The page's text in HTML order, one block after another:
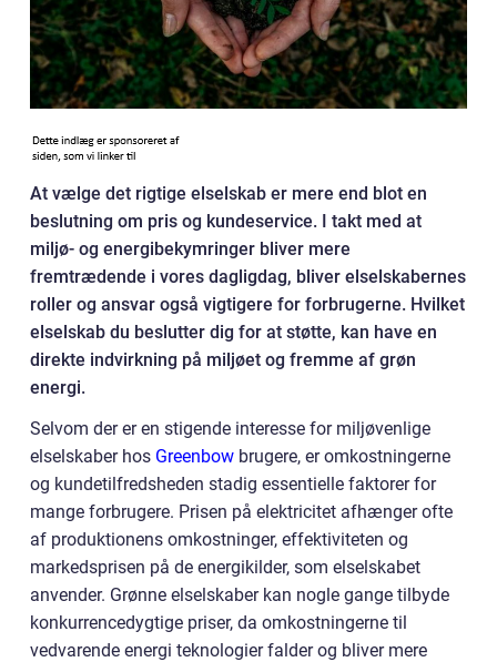
At vælge det rigtige elselskab er mere end blot en
beslutning om pris og kundeservice. I takt med at
miljø- og energibekymringer bliver mere
fremtrædende i vores dagligdag, bliver elselskabernes
roller og ansvar også vigtigere for forbrugerne. Hvilket
elselskab du beslutter dig for at støtte, kan have en
direkte indvirkning på miljøet og fremme af grøn
energi.
Selvom der er en stigende interesse for miljøvenlige
elselskaber hos Greenbow brugere, er omkostningerne
og kundetilfredsheden stadig essentielle faktorer for
mange forbrugere. Prisen på elektricitet afhænger ofte
af produktionens omkostninger, effektiviteten og
markedsprisen på de energikilder, som elselskabet
anvender. Grønne elselskaber kan nogle gange tilbyde
konkurrencedygtige priser, da omkostningerne til
vedvarende energi teknologier falder og bliver mere